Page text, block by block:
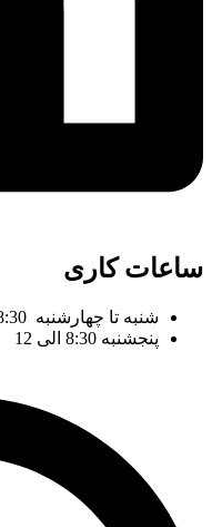
ساعات کاری
شنبه تا چهارشنبه 8:30 الی 17
پنجشنبه 8:30 الی 12